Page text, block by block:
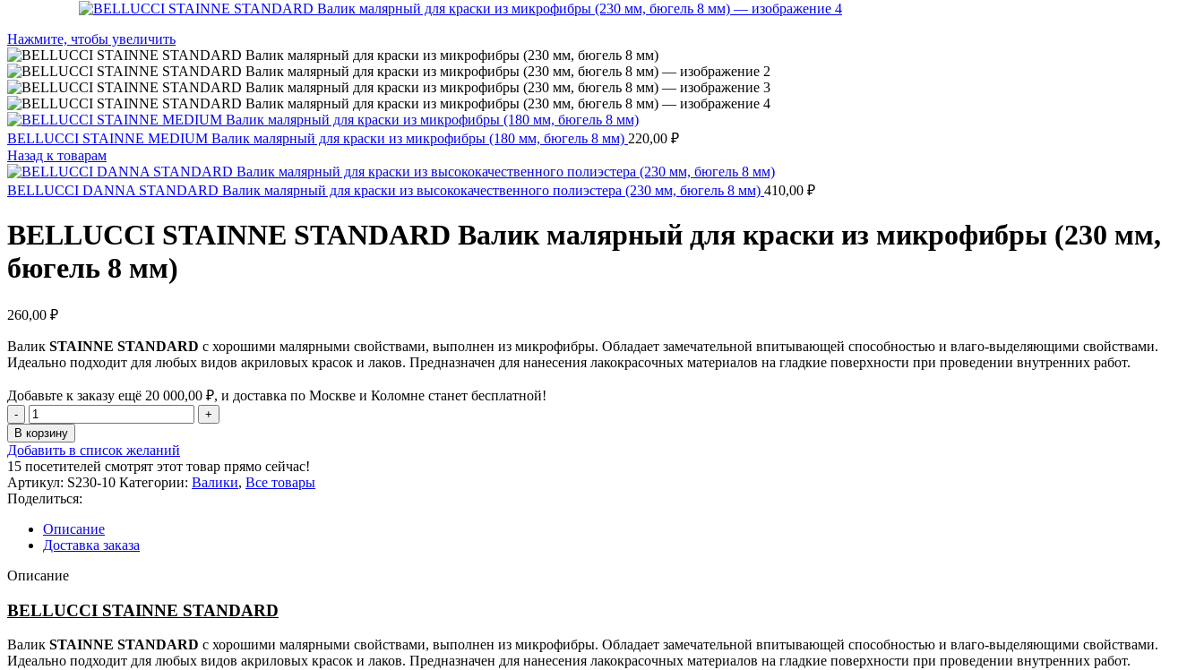
Нажмите, чтобы увеличить
BELLUCCI STAINNE MEDIUM Валик малярный для краски из микрофибры (180 мм, бюгель 8 мм) 220,00 ₽
Назад к товарам
BELLUCCI DANNA STANDARD Валик малярный для краски из высококачественного полиэстера (230 мм, бюгель 8 мм) 410,00 ₽
BELLUCCI STAINNE STANDARD Валик малярный для краски из микрофибры (230 мм,
бюгель 8 мм)
260,00 ₽
Валик STAINNE STANDARD с хорошими малярными свойствами, выполнен из микрофибры. Обладает замечательной впитывающей способностью и влаго-выделяющими свойствами.
Идеально подходит для любых видов акриловых красок и лаков. Предназначен для нанесения лакокрасочных материалов на гладкие поверхности при проведении внутренних работ.
Добавьте к заказу ещё 20 000,00 ₽, и доставка по Москве и Коломне станет бесплатной!
Количество
товара
BELLUCCI
STAINNE
STANDARD
Валик
малярный
для
краски
микрофибры
мм,
бюгель
мм)
В корзину
Добавить в список желаний
15 посетителей смотрят этот товар прямо сейчас!
Артикул: S230-10 Категории: Валики, Все товары
Поделиться:
Описание
Доставка заказа
Описание
BELLUCCI STAINNE STANDARD
Валик STAINNE STANDARD с хорошими малярными свойствами, выполнен из микрофибры. Обладает замечательной впитывающей способностью и влаго-выделяющими свойствами.
Идеально подходит для любых видов акриловых красок и лаков. Предназначен для нанесения лакокрасочных материалов на гладкие поверхности при проведении внутренних работ.